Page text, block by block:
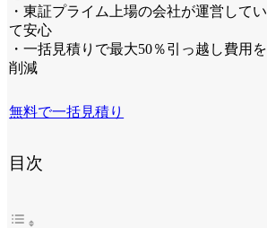
・東証プライム上場の会社が運営してい
て安心
・一括見積りで最大50％引っ越し費用を
削減
無料で一括見積り
目次